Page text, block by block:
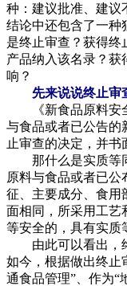
种：建议批准、建议
结论中还包含了一
是终止审查？获得终
产品纳入该名录？获
响？
先来说说终止审
《新食品原料安全
与食品或者已公告的
止审查的决定，并书
那什么是实质等同
原料与食品或者已
征、主要成分、食用
面相同，所采用工艺
等安全的，具有实质
由此可以看出，终
如今，根据做出终止
通食品管理”、作为“